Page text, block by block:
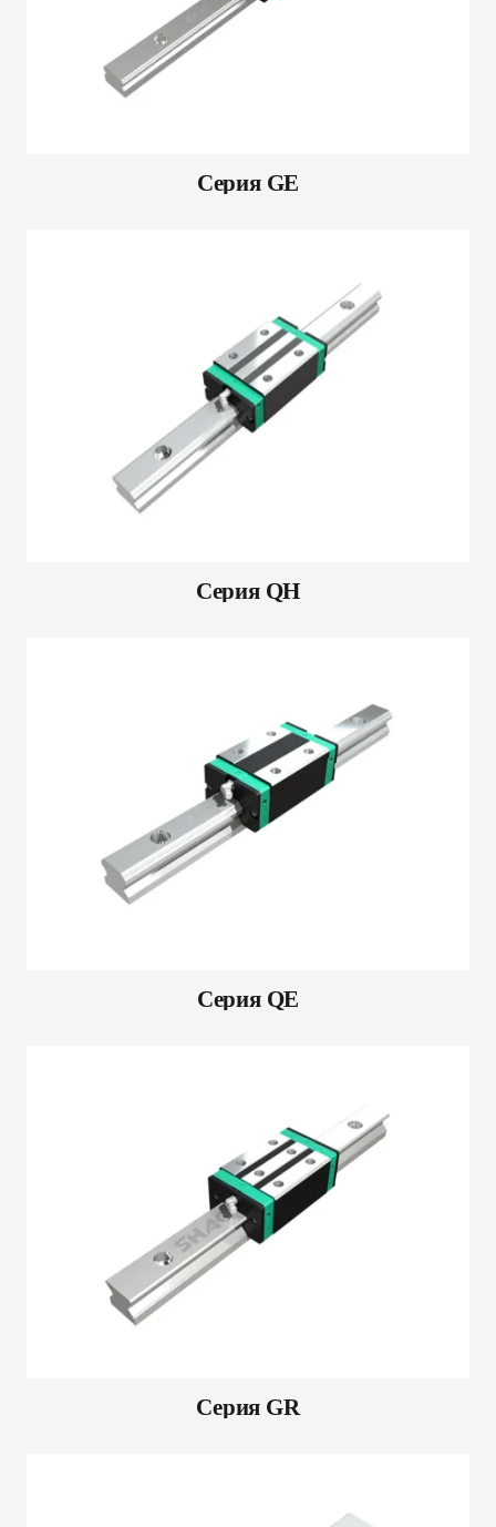
Серия GE
Серия QH
Серия QE
Серия GR